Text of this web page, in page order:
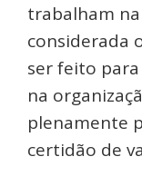
trabalham
considerada
ser feito
na
plenamente
certidão de